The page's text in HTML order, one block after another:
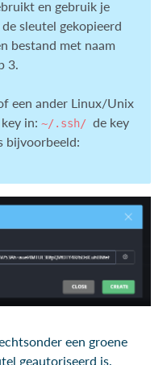
en gebruik je
de sleutel gekopieerd
bestand met naam
3.
een ander Linux/Unix
in: ~/.ssh/ de key
bijvoorbeeld:
een groene
geautoriseerd is.